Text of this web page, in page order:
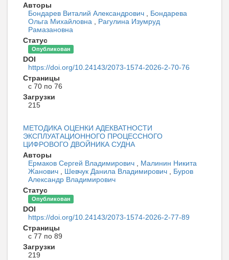
Авторы
Бондарев Виталий Александрович
Бондарева
Ольга Михайловна
Рагулина Изумруд
Рамазановна
Статус
Опубликован
DOI
https://doi.org/10.24143/2073-1574-2026-2-70-76
Страницы
с 70 по 76
Загрузки
215
МЕТОДИКА ОЦЕНКИ АДЕКВАТНОСТИ
ЭКСПЛУАТАЦИОННОГО ПРОЦЕССНОГО
ЦИФРОВОГО ДВОЙНИКА СУДНА
Авторы
Ермаков Сергей Владимирович
Малинин Никита
Жанович
Шевчук Данила Владимирович
Буров
Александр Владимирович
Статус
Опубликован
DOI
https://doi.org/10.24143/2073-1574-2026-2-77-89
Страницы
с 77 по 89
Загрузки
219